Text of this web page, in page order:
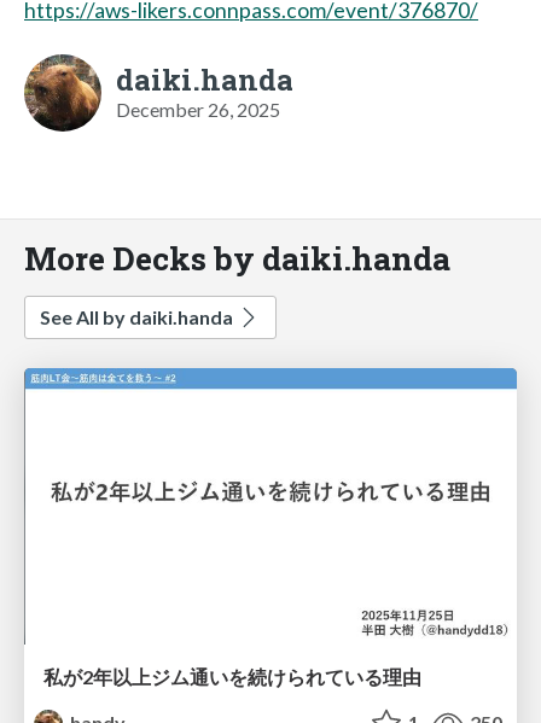
https://aws-likers.connpass.com/event/376870/
daiki.handa
December 26, 2025
More Decks by daiki.handa
See All by daiki.handa
私が2年以上ジム通いを続けられている理由